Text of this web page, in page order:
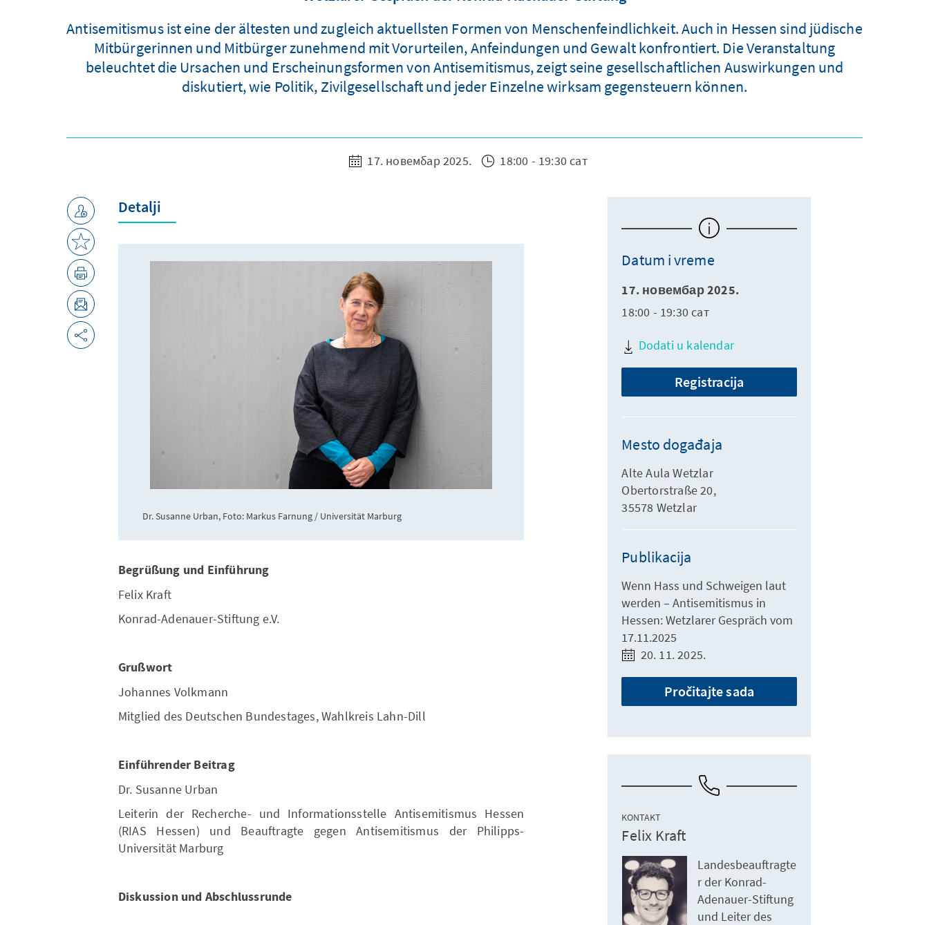
Antisemitismus ist eine der ältesten und zugleich aktuellsten Formen von Menschenfeindlichkeit. Auch in Hessen sind jüdische
Mitbürgerinnen und Mitbürger zunehmend mit Vorurteilen, Anfeindungen und Gewalt konfrontiert. Die Veranstaltung
beleuchtet die Ursachen und Erscheinungsformen von Antisemitismus, zeigt seine gesellschaftlichen Auswirkungen und
diskutiert, wie Politik, Zivilgesellschaft und jeder Einzelne wirksam gegensteuern können.
17. новембар 2025. 18:00 - 19:30 сат
Detalji
Dr. Susanne Urban, Foto: Markus Farnung / Universität Marburg
Begrüßung und Einführung
Felix Kraft
Konrad-Adenauer-Stiftung e.V.
Grußwort
Johannes Volkmann
Mitglied des Deutschen Bundestages, Wahlkreis Lahn-Dill
Einführender Beitrag
Dr. Susanne Urban
Leiterin der Recherche- und Informationsstelle Antisemitismus Hessen
(RIAS Hessen) und Beauftragte gegen Antisemitismus der Philipps-
Universität Marburg
Diskussion und Abschlussrunde
Datum i vreme
17. новембар 2025.
18:00 - 19:30 сат
Dodati u kalendar
Registracija
Mesto događaja
Alte Aula Wetzlar
Obertorstraße 20,
35578 Wetzlar
Publikacija
Wenn Hass und Schweigen laut
werden – Antisemitismus in
Hessen: Wetzlarer Gespräch vom
17.11.2025
20. 11. 2025.
Pročitajte sada
KONTAKT
Felix Kraft
Landesbeauftragte
r der Konrad-
Adenauer-Stiftung
und Leiter des